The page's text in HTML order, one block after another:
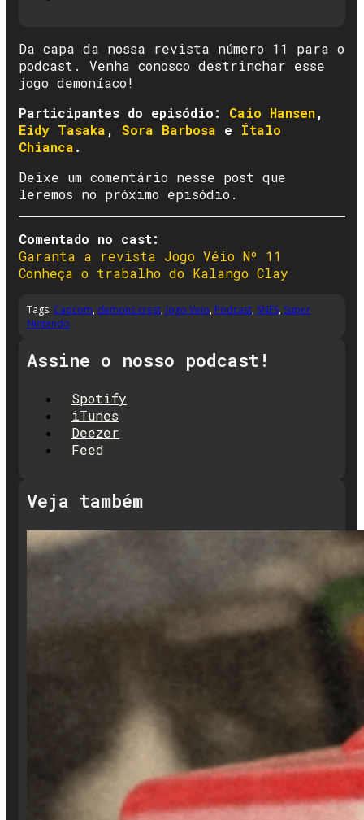
Da capa da nossa revista número 11 para o
podcast. Venha conosco destrinchar esse
jogo demoníaco!
Participantes do episódio: Caio Hansen,
Eidy Tasaka , Sora Barbosa e Ítalo
Chianca.
Deixe um comentário nesse post que
leremos no próximo episódio.
Comentado no cast:
Garanta a revista Jogo Véio Nº 11
Conheça o trabalho do Kalango Clay
Tags: Capcom, demons crest, Jogo Veio, Podcast, SNES, Super
Nintendo
Assine o nosso podcast!
Spotify
iTunes
Deezer
Feed
Veja também